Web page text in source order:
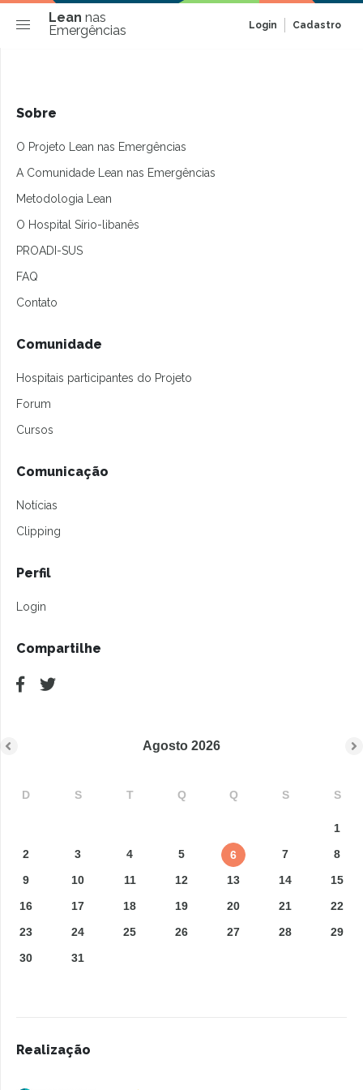
Lean nas
Emergências
Login Cadastro
Sobre
O Projeto Lean nas Emergências
A Comunidade Lean nas Emergências
Metodologia Lean
O Hospital Sírio-libanês
PROADI-SUS
FAQ
Contato
Comunidade
Hospitais participantes do Projeto
Forum
Cursos
Comunicação
Notícias
Clipping
Perfil
Login
Compartilhe
Agosto 2026
D S T Q Q S S
1
2
3 4 5 6 7
8
9
10 11 12 13 14
15
16
17 18 19 20 21
22
23
24 25 26 27 28
29
30
31
Realização